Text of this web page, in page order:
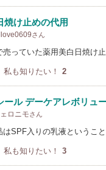
焼け止めの代用
さん
売っていた薬用美白日焼け
私も知りたい！ 2
ール デーケアレボリュ
ロニモさん
はSPF入りの乳液というこ
私も知りたい！ 3